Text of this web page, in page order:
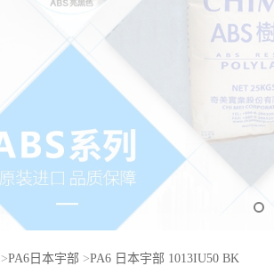
>PA6日本宇部 >PA6 日本宇部 1013IU50 BK